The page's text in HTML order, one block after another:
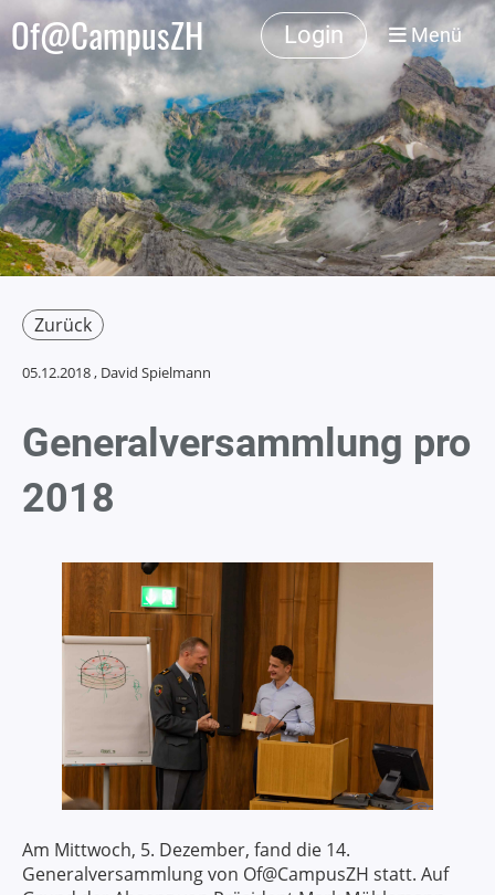
Of@CampusZH Login Menü
Zurück
05.12.2018, David Spielmann
Generalversammlung pro
2018
Am Mittwoch, 5. Dezember, fand die 14.
Generalversammlung von Of@CampusZH statt. Auf